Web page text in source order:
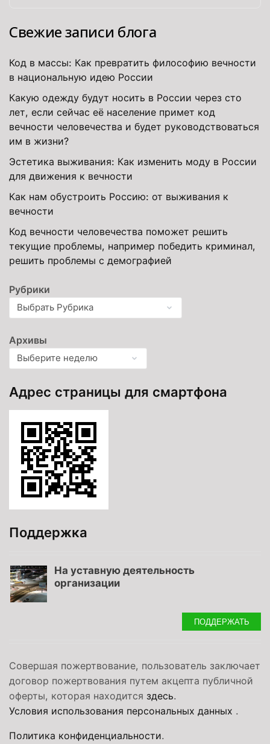
Свежие записи блога
Код в массы: Как превратить философию вечности
в национальную идею России
Какую одежду будут носить в России через сто
лет, если сейчас её население примет код
вечности человечества и будет руководствоваться
им в жизни?
Эстетика выживания: Как изменить моду в России
для движения к вечности
Как нам обустроить Россию: от выживания к
вечности
Код вечности человечества поможет решить
текущие проблемы, например победить криминал,
решить проблемы с демографией
Рубрики
Архивы
Адрес страницы для смартфона
Поддержка
На уставную деятельность
организации
ПОДДЕРЖАТЬ
Совершая пожертвование, пользователь заключает
договор пожертвования путем акцепта публичной
оферты, которая находится здесь.
Условия использования персональных данных .
Политика конфиденциальности.